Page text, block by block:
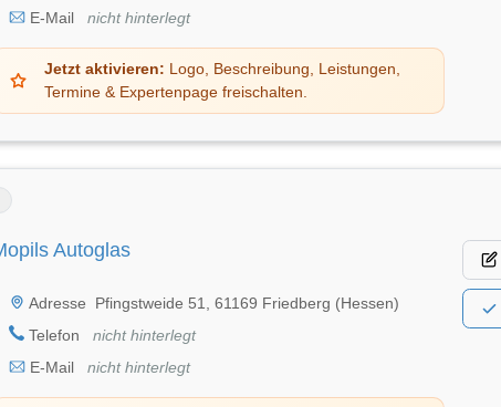
E-Mail
nicht hinterlegt
Jetzt aktivieren: Logo, Beschreibung, Leistungen,
Termine & Expertenpage freischalten.
Autoglas
Adresse
Pfingstweide 51, 61169 Friedberg (Hessen)
Telefon
nicht hinterlegt
E-Mail
nicht hinterlegt